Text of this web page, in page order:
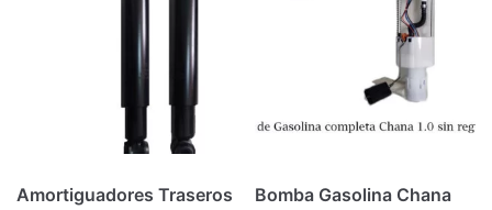
Amortiguadores Traseros
Bomba Gasolina Chana